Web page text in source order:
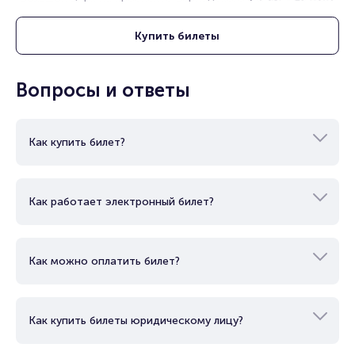
Купить билеты
Вопросы и ответы
Как купить билет?
Как работает электронный билет?
Как можно оплатить билет?
Как купить билеты юридическому лицу?